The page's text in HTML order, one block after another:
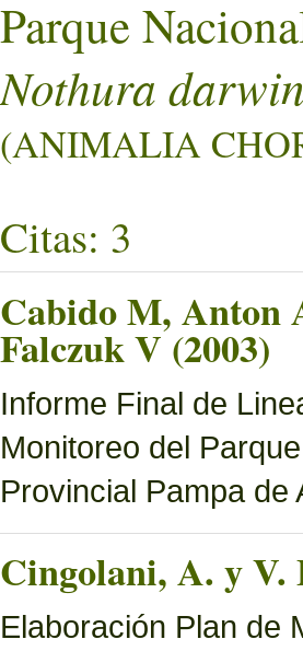
Parque
Nothura
(ANIMALIA
Citas: 3
Cabido M, Anton
Falczuk V (2003)
Informe Final de
Monitoreo del
Provincial Pampa de
Cingolani, A. y V.
Elaboración Plan de